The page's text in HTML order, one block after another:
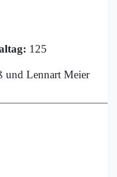
125
und Lennart Meier